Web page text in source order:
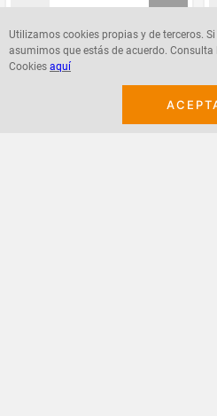
Utilizamos cookies propias y de terceros.
asumimos que estás de acuerdo.
Cookies aquí